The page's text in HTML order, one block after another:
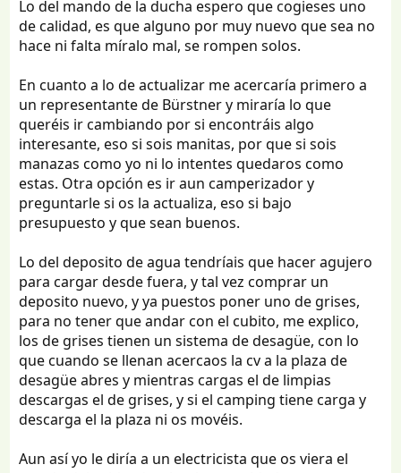
Lo del mando de la ducha espero que cogieses uno
de calidad, es que alguno por muy nuevo que sea no
hace ni falta míralo mal, se rompen solos.
En cuanto a lo de actualizar me acercaría primero a
un representante de Bürstner y miraría lo que
queréis ir cambiando por si encontráis algo
interesante, eso si sois manitas, por que si sois
manazas como yo ni lo intentes quedaros como
estas. Otra opción es ir aun camperizador y
preguntarle si os la actualiza, eso si bajo
presupuesto y que sean buenos.
Lo del deposito de agua tendríais que hacer agujero
para cargar desde fuera, y tal vez comprar un
deposito nuevo, y ya puestos poner uno de grises,
para no tener que andar con el cubito, me explico,
los de grises tienen un sistema de desagüe, con lo
que cuando se llenan acercaos la cv a la plaza de
desagüe abres y mientras cargas el de limpias
descargas el de grises, y si el camping tiene carga y
descarga el la plaza ni os movéis.
Aun así yo le diría a un electricista que os viera el